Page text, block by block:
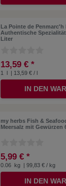
La Pointe de
Authentische
Liter
13,59 € *
1 | 13,59 € / l
IN DEN
my herbs Fish &
Meersalz mit Gewürzen
5,99 € *
0.06 kg | 99,83 € / kg
IN DEN